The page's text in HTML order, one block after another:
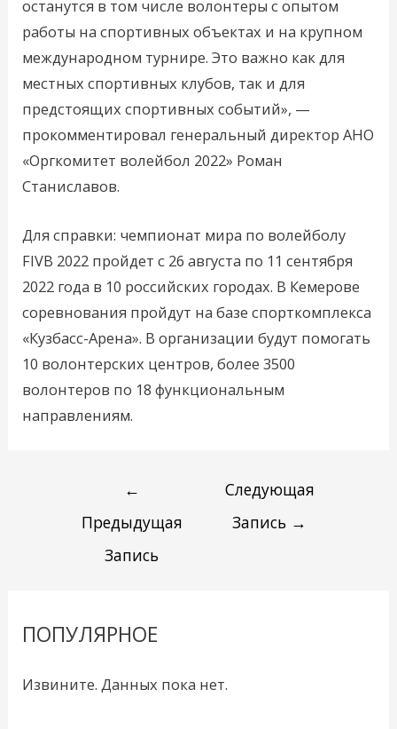
останутся в том числе волонтеры с опытом
работы на спортивных объектах и на крупном
международном турнире. Это важно как для
местных спортивных клубов, так и для
предстоящих спортивных событий», —
прокомментировал генеральный директор АНО
«Оргкомитет волейбол 2022» Роман
Станиславов.
Для справки: чемпионат мира по волейболу
FIVB 2022 пройдет с 26 августа по 11 сентября
2022 года в 10 российских городах. В Кемерове
соревнования пройдут на базе спорткомплекса
«Кузбасс-Арена». В организации будут помогать
10 волонтерских центров, более 3500
волонтеров по 18 функциональным
направлениям.
←
Предыдущая
Запись
Следующая
Запись →
ПОПУЛЯРНОЕ
Извините. Данных пока нет.